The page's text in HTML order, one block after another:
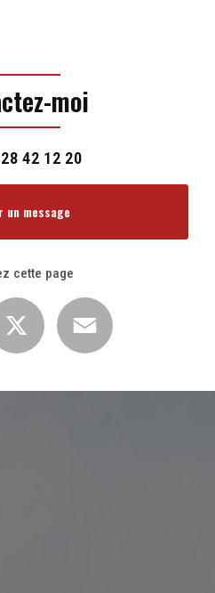
moi
42 12 20
un message
cette page